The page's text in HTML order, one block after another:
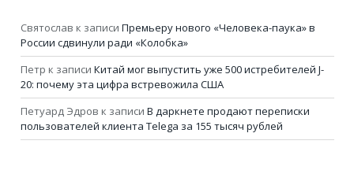
Святослав к записи Премьеру нового «Человека-паука» в
России сдвинули ради «Колобка»
Петр к записи Китай мог выпустить уже 500 истребителей J-
20: почему эта цифра встревожила США
Петуард Эдров к записи В даркнете продают переписки
пользователей клиента Telega за 155 тысяч рублей